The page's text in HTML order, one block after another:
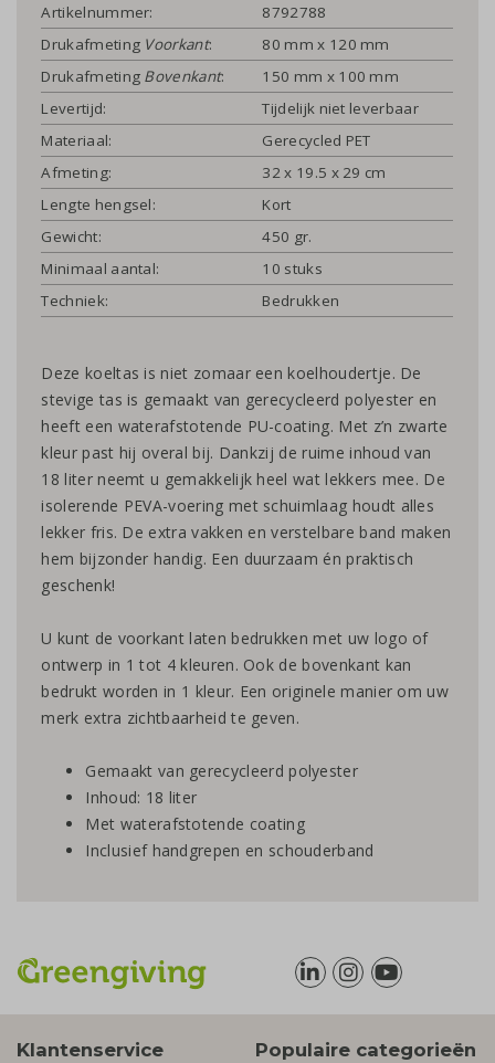
Artikelnummer:
8792788
Drukafmeting Voorkant:
80 mm x 120 mm
Drukafmeting Bovenkant:
150 mm x 100 mm
Levertijd:
Tijdelijk niet leverbaar
Materiaal:
Gerecycled PET
Afmeting:
32 x 19.5 x 29 cm
Lengte hengsel:
Kort
Gewicht:
450 gr.
Minimaal aantal:
10 stuks
Techniek:
Bedrukken
Deze koeltas is niet zomaar een koelhoudertje. De
stevige tas is gemaakt van gerecycleerd polyester en
heeft een waterafstotende PU-coating. Met z’n zwarte
kleur past hij overal bij. Dankzij de ruime inhoud van
18 liter neemt u gemakkelijk heel wat lekkers mee. De
isolerende PEVA-voering met schuimlaag houdt alles
lekker fris. De extra vakken en verstelbare band maken
hem bijzonder handig. Een duurzaam én praktisch
geschenk!
U kunt de voorkant laten bedrukken met uw logo of
ontwerp in 1 tot 4 kleuren. Ook de bovenkant kan
bedrukt worden in 1 kleur. Een originele manier om uw
merk extra zichtbaarheid te geven.
Gemaakt van gerecycleerd polyester
Inhoud: 18 liter
Met waterafstotende coating
Inclusief handgrepen en schouderband
Klantenservice Populaire categorieën